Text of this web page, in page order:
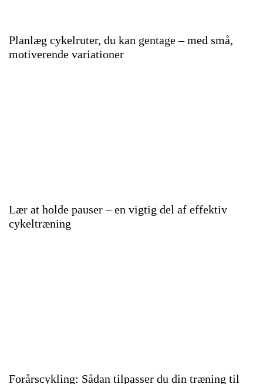
Planlæg cykelruter, du kan gentage – med små,
motiverende variationer
Lær at holde pauser – en vigtig del af effektiv
cykeltræning
Forårscykling: Sådan tilpasser du din træning til